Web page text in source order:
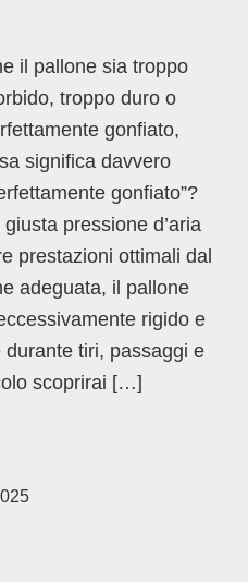
il pallone sia troppo
troppo duro o
gonfiato,
significa davvero
gonfiato”?
giusta pressione d’aria
prestazioni ottimali dal
adeguata, il pallone
rigido e
tiri, passaggi e
scoprirai […]